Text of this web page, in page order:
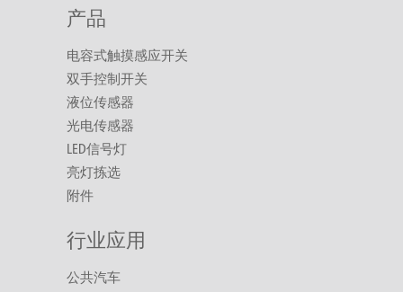
产品
电容式触摸感应开关
双手控制开关
液位传感器
光电传感器
LED信号灯
亮灯拣选
附件
行业应用
公共汽车